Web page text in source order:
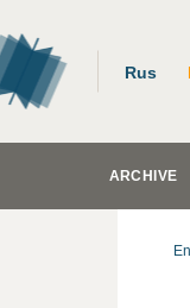
Rus
ARCHIVE